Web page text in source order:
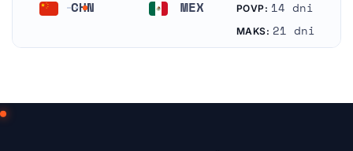
CHN MEX POVP: 14 dni
MAKS: 21 dni